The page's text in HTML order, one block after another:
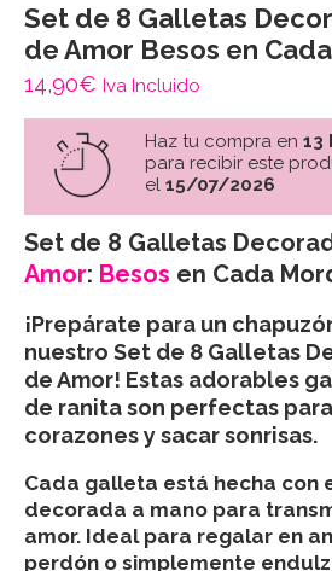
Set de 8 Galletas
de Amor Besos en
14,90€ Iva Incluido
Haz tu compra en 13
para recibir este
el 15/07/2026
Set de 8 Galletas
Amor: Besos en Cada
¡Prepárate para un
nuestro Set de 8 Galletas
de Amor! Estas adorables
de ranita son perfectas
corazones y sacar sonrisas.
Cada galleta está hecha con
decorada a mano para
amor. Ideal para regalar en
perdón o simplemente